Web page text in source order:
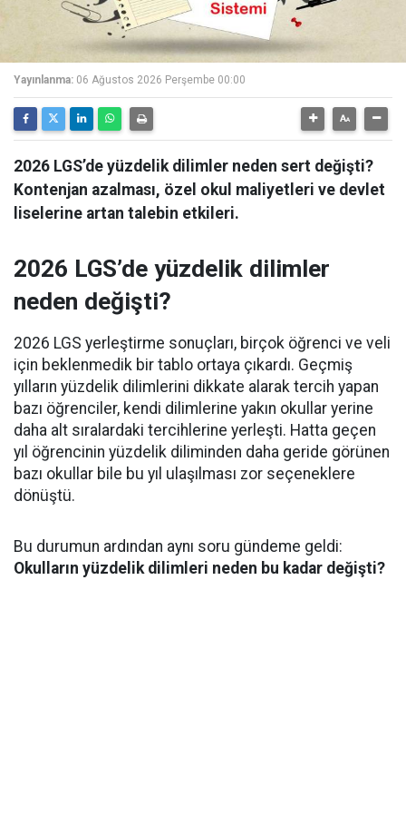
Yayınlanma: 06 Ağustos 2026 Perşembe 00:00
2026 LGS’de yüzdelik dilimler neden sert değişti?
Kontenjan azalması, özel okul maliyetleri ve devlet
liselerine artan talebin etkileri.
2026 LGS’de yüzdelik dilimler
neden değişti?
2026 LGS yerleştirme sonuçları, birçok öğrenci ve veli
için beklenmedik bir tablo ortaya çıkardı. Geçmiş
yılların yüzdelik dilimlerini dikkate alarak tercih yapan
bazı öğrenciler, kendi dilimlerine yakın okullar yerine
daha alt sıralardaki tercihlerine yerleşti. Hatta geçen
yıl öğrencinin yüzdelik diliminden daha geride görünen
bazı okullar bile bu yıl ulaşılması zor seçeneklere
dönüştü.
Bu durumun ardından aynı soru gündeme geldi:
Okulların yüzdelik dilimleri neden bu kadar değişti?